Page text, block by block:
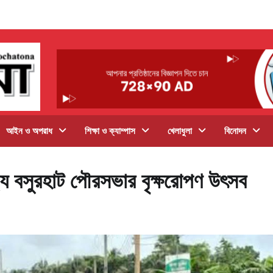
আইন ও অপরাধ শিক্ষা ও ক্যাম্পাস খেলাধুলা বিনোদন
বসুরহাট পৌরসভার বৃক্ষরোপণ উৎসব